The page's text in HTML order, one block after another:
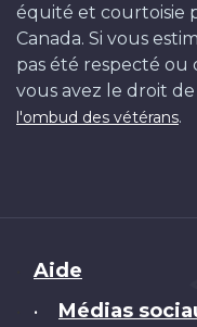
équité et courtoisie
Canada. Si vous
pas été respecté ou
vous avez le droit de
l'ombud des vétérans.
Brand
Aide
• Médias